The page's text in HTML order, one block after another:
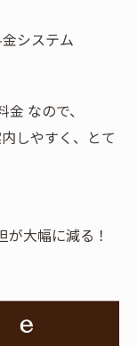
システム
なので、
しやすく、とて
大幅に減る！